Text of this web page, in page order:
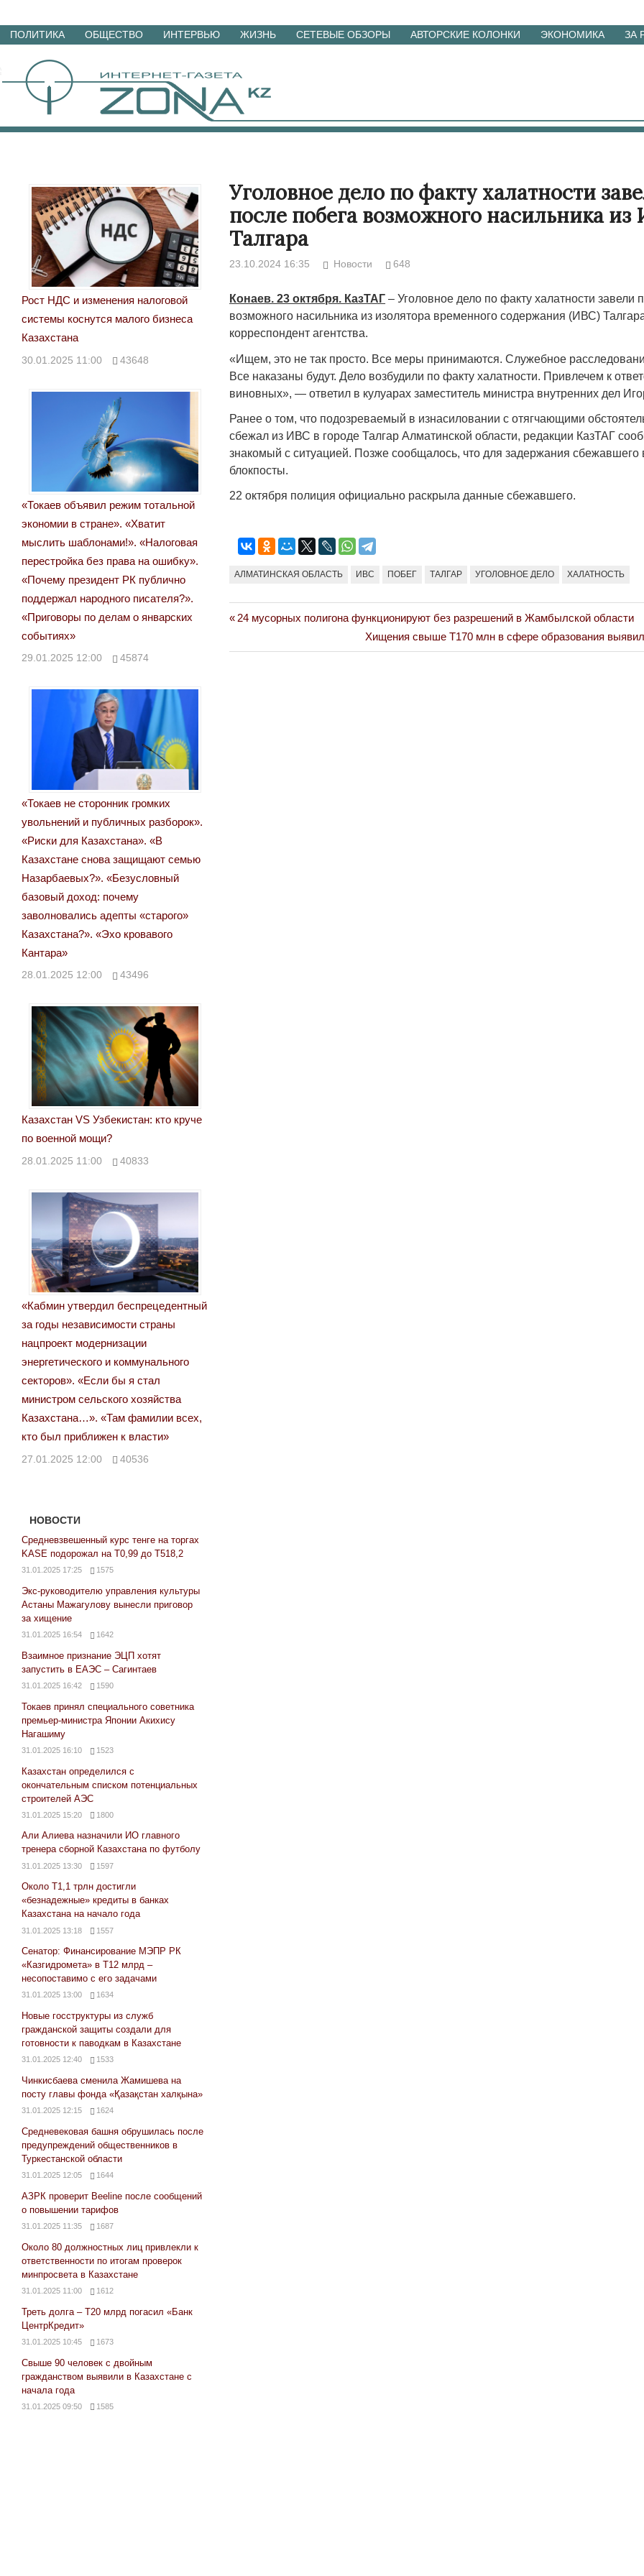
Перейти
материалам
ПОЛИТИКА ОБЩЕСТВО ИНТЕРВЬЮ ЖИЗНЬ СЕТЕВЫЕ ОБЗОРЫ АВТОРСКИЕ КОЛОНКИ ЭКОНОМИКА ЗА
Уголовное дело по факту халатности
после побега возможного насильника
Талгара
23.10.2024 16:35 Новости 648
Конаев. 23 октября. КазТАГ – Уголовное дело по факту халатности завели
возможного насильника из изолятора временного содержания (ИВС)
корреспондент агентства.
«Ищем, это не так просто. Все меры принимаются. Служебное
Все наказаны будут. Дело возбудили по факту халатности. Привлечем к
виновных», — ответил в кулуарах заместитель министра внутренних дел
Ранее о том, что подозреваемый в изнасиловании с отягчающими
сбежал из ИВС в городе Талгар Алматинской области, редакции КазТАГ
знакомый с ситуацией. Позже сообщалось, что для задержания сбежавшего
блокпосты.
22 октября полиция официально раскрыла данные сбежавшего.
АЛМАТИНСКАЯ ОБЛАСТЬ ИВС ПОБЕГ ТАЛГАР УГОЛОВНОЕ ДЕЛО ХАЛАТНОСТЬ
Навигация
по
Previous
24 мусорных полигона функционируют без разрешений в Жамбылской области
Next
Post:
Хищения свыше Т170 млн в сфере образования
Рост НДС и изменения налоговой
системы коснутся малого бизнеса
Казахстана
30.01.2025 11:00 43648
«Токаев объявил режим тотальной
экономии в стране». «Хватит
мыслить шаблонами!». «Налоговая
перестройка без права на ошибку».
«Почему президент РК публично
поддержал народного писателя?».
«Приговоры по делам о январских
событиях»
29.01.2025 12:00 45874
«Токаев не сторонник громких
увольнений и публичных разборок».
«Риски для Казахстана». «В
Казахстане снова защищают семью
Назарбаевых?». «Безусловный
базовый доход: почему
заволновались адепты «старого»
Казахстана?». «Эхо кровавого
Кантара»
28.01.2025 12:00 43496
Казахстан VS Узбекистан: кто круче
по военной мощи?
28.01.2025 11:00 40833
«Кабмин утвердил беспрецедентный
за годы независимости страны
нацпроект модернизации
энергетического и коммунального
секторов». «Если бы я стал
министром сельского хозяйства
Казахстана…». «Там фамилии всех,
кто был приближен к власти»
27.01.2025 12:00 40536
НОВОСТИ
Средневзвешенный курс тенге на торгах
KASE подорожал на Т0,99 до Т518,2
31.01.2025 17:25 1575
Экс-руководителю управления культуры
Астаны Мажагулову вынесли приговор
за хищение
31.01.2025 16:54 1642
Взаимное признание ЭЦП хотят
запустить в ЕАЭС – Сагинтаев
31.01.2025 16:42 1590
Токаев принял специального советника
премьер-министра Японии Акихису
Нагашиму
31.01.2025 16:10 1523
Казахстан определился с
окончательным списком потенциальных
строителей АЭС
31.01.2025 15:20 1800
Али Алиева назначили ИО главного
тренера сборной Казахстана по футболу
31.01.2025 13:30 1597
Около Т1,1 трлн достигли
«безнадежные» кредиты в банках
Казахстана на начало года
31.01.2025 13:18 1557
Сенатор: Финансирование МЭПР РК
«Казгидромета» в Т12 млрд –
несопоставимо с его задачами
31.01.2025 13:00 1634
Новые госструктуры из служб
гражданской защиты создали для
готовности к паводкам в Казахстане
31.01.2025 12:40 1533
Чинкисбаева сменила Жамишева на
посту главы фонда «Қазақстан халқына»
31.01.2025 12:15 1624
Средневековая башня обрушилась после
предупреждений общественников в
Туркестанской области
31.01.2025 12:05 1644
АЗРК проверит Beeline после сообщений
о повышении тарифов
31.01.2025 11:35 1687
Около 80 должностных лиц привлекли к
ответственности по итогам проверок
минпросвета в Казахстане
31.01.2025 11:00 1612
Треть долга – Т20 млрд погасил «Банк
ЦентрКредит»
31.01.2025 10:45 1673
Свыше 90 человек с двойным
гражданством выявили в Казахстане с
начала года
31.01.2025 09:50 1585
17.10.2024 17:00 29972
мошенниками